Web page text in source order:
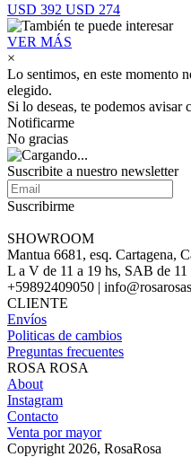
USD 392 USD 274
VER MÁS
×
Lo sentimos, en este momento
elegido.
Si lo deseas, te podemos
Notificarme
No gracias
Suscribite a nuestro newsletter
Suscribirme
SHOWROOM
Mantua 6681, esq. Cartagena,
L a V de 11 a 19 hs, SAB de 11
+59892409050 |
CLIENTE
Envíos
Politicas de cambios
Preguntas frecuentes
ROSA ROSA
About
Instagram
Contacto
Venta por mayor
Copyright 2026, RosaRosa